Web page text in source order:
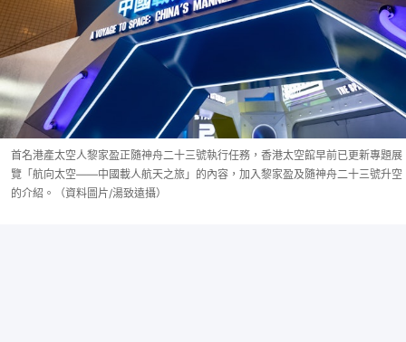
首名港產太空人黎家盈正隨神舟二十三號執行任務，香港太空館早前已更新專題展
覽「航向太空——中國載人航天之旅」的內容，加入黎家盈及隨神舟二十三號升空
的介紹。（資料圖片/湯致遠攝）